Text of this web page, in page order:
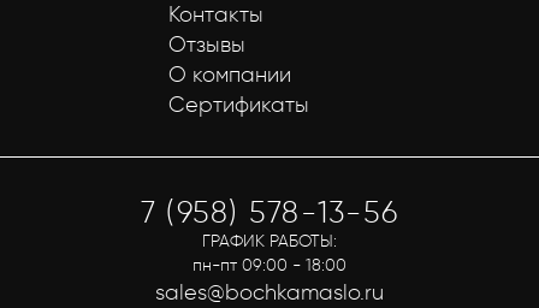
Контакты
Отзывы
О компании
Сертификаты
7 (958) 578-13-56
ГРАФИК РАБОТЫ:
пн-пт 09:00 - 18:00
sales@bochkamaslo.ru